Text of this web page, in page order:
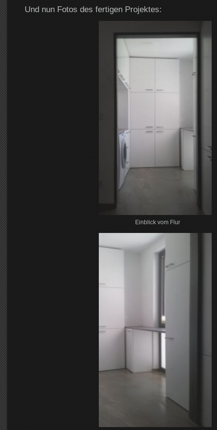
Und nun Fotos des fertigen Projektes:
Einblick vom Flur